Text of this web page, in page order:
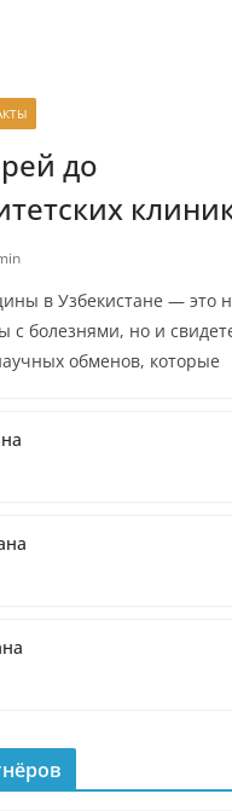
до
в Узбекистане — это
с болезнями, но и
обменов, которые